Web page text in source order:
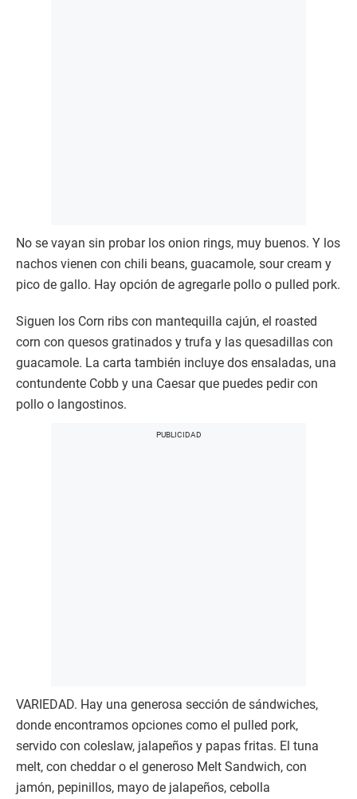
No se vayan sin probar los onion rings, muy buenos. Y los
nachos vienen con chili beans, guacamole, sour cream y
pico de gallo. Hay opción de agregarle pollo o pulled pork.
Siguen los Corn ribs con mantequilla cajún, el roasted
corn con quesos gratinados y trufa y las quesadillas con
guacamole. La carta también incluye dos ensaladas, una
contundente Cobb y una Caesar que puedes pedir con
pollo o langostinos.
VARIEDAD. Hay una generosa sección de sándwiches,
donde encontramos opciones como el pulled pork,
servido con coleslaw, jalapeños y papas fritas. El tuna
melt, con cheddar o el generoso Melt Sandwich, con
jamón, pepinillos, mayo de jalapeños, cebolla